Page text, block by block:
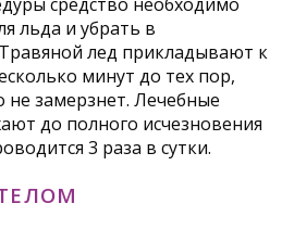
льда и убрать в
лед прикладывают к
минут до тех пор,
замерзнет. Лечебные
до полного исчезновения
3 раза в сутки.